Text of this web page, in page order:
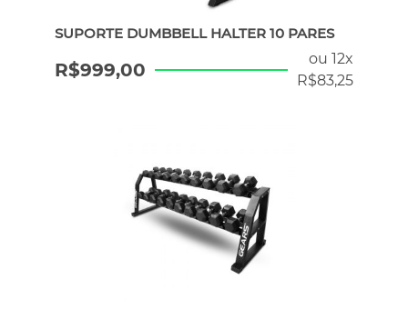
SUPORTE DUMBBELL HALTER 10 PARES
ou 12x
R$83,25
R$999,00